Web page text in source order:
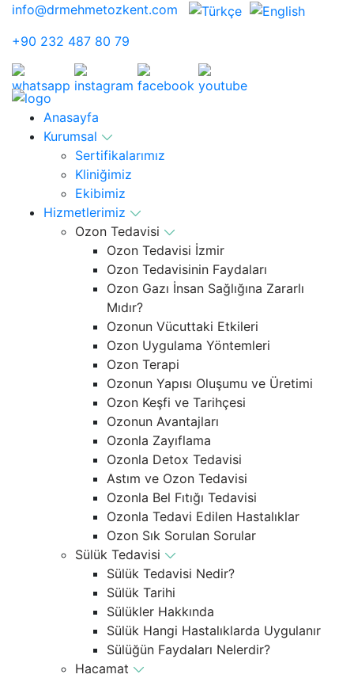
info@drmehmetozkent.com
+90 232 487 80 79
Anasayfa
Kurumsal
Sertifikalarımız
Kliniğimiz
Ekibimiz
Hizmetlerimiz
Ozon Tedavisi
Ozon Tedavisi İzmir
Ozon Tedavisinin Faydaları
Ozon Gazı İnsan Sağlığına Zararlı
Mıdır?
Ozonun Vücuttaki Etkileri
Ozon Uygulama Yöntemleri
Ozon Terapi
Ozonun Yapısı Oluşumu ve Üretimi
Ozon Keşfi ve Tarihçesi
Ozonun Avantajları
Ozonla Zayıflama
Ozonla Detox Tedavisi
Astım ve Ozon Tedavisi
Ozonla Bel Fıtığı Tedavisi
Ozonla Tedavi Edilen Hastalıklar
Ozon Sık Sorulan Sorular
Sülük Tedavisi
Sülük Tedavisi Nedir?
Sülük Tarihi
Sülükler Hakkında
Sülük Hangi Hastalıklarda Uygulanır
Sülüğün Faydaları Nelerdir?
Hacamat